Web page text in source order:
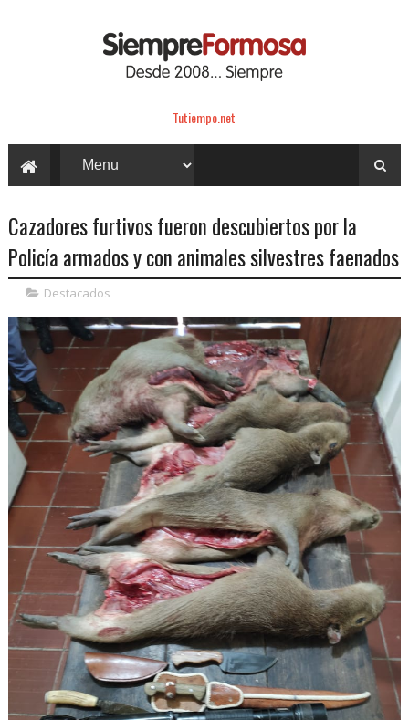
Tutiempo.net
Cazadores furtivos fueron descubiertos por la
Policía armados y con animales silvestres faenados
Destacados